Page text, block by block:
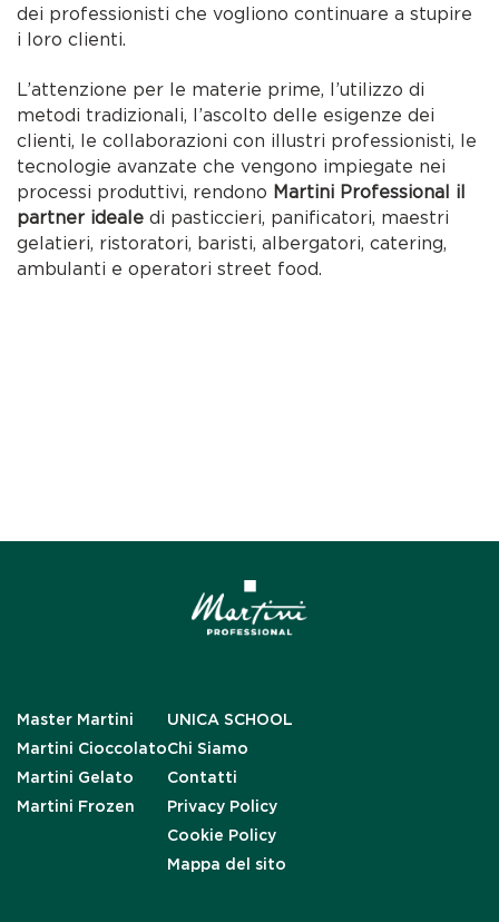
dei professionisti che vogliono continuare a stupire
i loro clienti.
L’attenzione per le materie prime, l’utilizzo di
metodi tradizionali, l’ascolto delle esigenze dei
clienti, le collaborazioni con illustri professionisti, le
tecnologie avanzate che vengono impiegate nei
processi produttivi, rendono Martini Professional il
partner ideale di pasticcieri, panificatori, maestri
gelatieri, ristoratori, baristi, albergatori, catering,
ambulanti e operatori street food.
Master Martini
Martini Cioccolato
Martini Gelato
Martini Frozen
UNICA SCHOOL
Chi Siamo
Contatti
Privacy Policy
Cookie Policy
Mappa del sito